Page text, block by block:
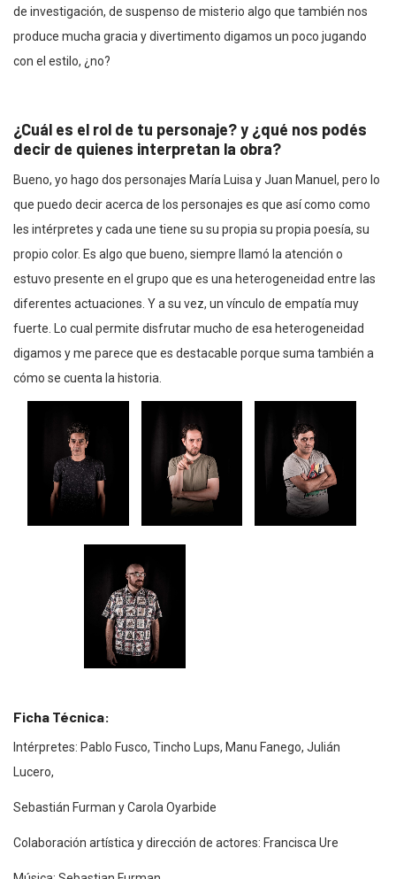
de investigación, de suspenso de misterio algo que también nos
produce mucha gracia y divertimento digamos un poco jugando
con el estilo, ¿no?
¿Cuál es el rol de tu personaje? y ¿qué nos podés
decir de quienes interpretan la obra?
Bueno, yo hago dos personajes María Luisa y Juan Manuel, pero lo
que puedo decir acerca de los personajes es que así como como
les intérpretes y cada une tiene su su propia su propia poesía, su
propio color. Es algo que bueno, siempre llamó la atención o
estuvo presente en el grupo que es una heterogeneidad entre las
diferentes actuaciones. Y a su vez, un vínculo de empatía muy
fuerte. Lo cual permite disfrutar mucho de esa heterogeneidad
digamos y me parece que es destacable porque suma también a
cómo se cuenta la historia.
Ficha Técnica:
Intérpretes: Pablo Fusco, Tincho Lups, Manu Fanego, Julián
Lucero,
Sebastián Furman y Carola Oyarbide
Colaboración artística y dirección de actores: Francisca Ure